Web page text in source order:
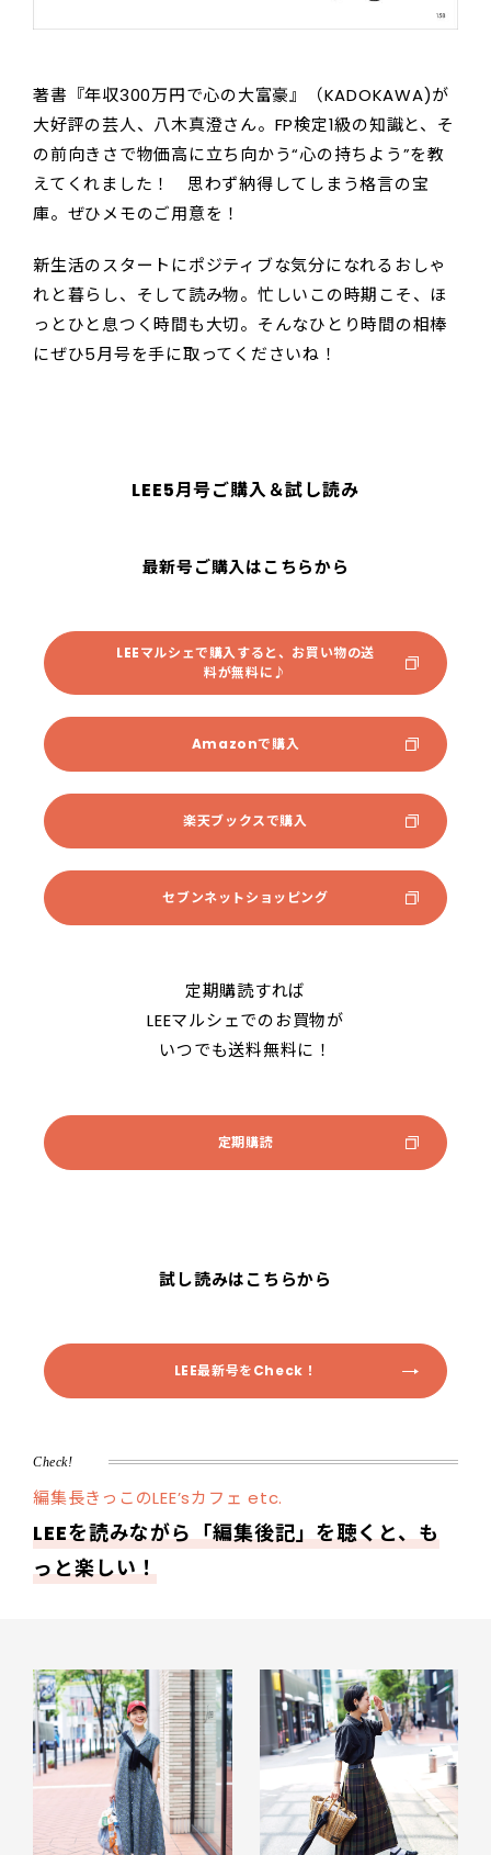
著書『年収300万円で心の大富豪』（KADOKAWA)が
大好評の芸人、八木真澄さん。FP検定1級の知識と、そ
の前向きさで物価高に立ち向かう“心の持ちよう”を教
えてくれました！ 思わず納得してしまう格言の宝
庫。ぜひメモのご用意を！
新生活のスタートにポジティブな気分になれるおしゃ
れと暮らし、そして読み物。忙しいこの時期こそ、ほ
っとひと息つく時間も大切。そんなひとり時間の相棒
にぜひ5月号を手に取ってくださいね！
LEE5月号ご購入＆試し読み
最新号ご購入はこちらから
LEEマルシェで購入すると、お買い物の送
料が無料に♪
Amazonで購入
楽天ブックスで購入
セブンネットショッピング
定期購読すれば
LEEマルシェでのお買物が
いつでも送料無料に！
定期購読
試し読みはこちらから
LEE最新号をCheck！
Check!
編集長きっこのLEE’sカフェ etc.
LEEを読みながら「編集後記」を聴くと、も
っと楽しい！